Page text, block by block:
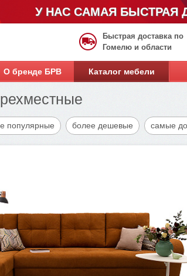
У НАС САМАЯ БЫСТРАЯ
Быстрая доставка по
Гомелю и области
О бренде БРВ Каталог мебели
популярные более дешевые самые